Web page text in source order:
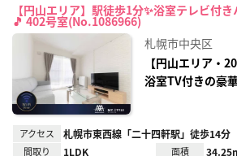
【円山エリア】駅徒歩1分✨浴室テレビ付
🎵 402号室(No.1086966)
札幌市中央区
【円山エリア・
浴室TV付きの豪
アクセス 札幌市東西線「二十四軒駅」徒歩14分
間取り 1LDK 面積